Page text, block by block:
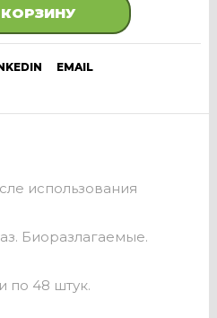
EMAIL
использования
Биоразлагаемые.
по 48 штук.